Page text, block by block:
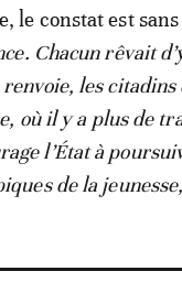
le constat est
Chacun rêvait
renvoie, les
où il y a plus de
l’État à
de la